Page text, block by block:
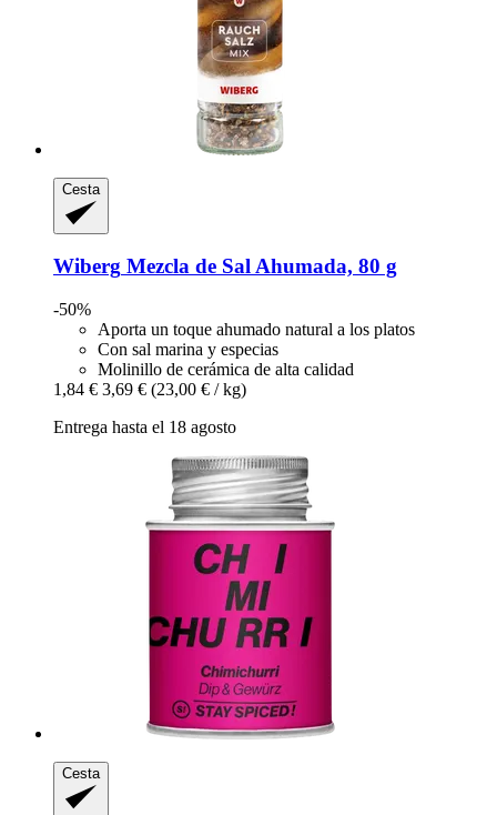
Cesta
Wiberg Mezcla de Sal Ahumada, 80 g
-50%
Aporta un toque ahumado natural a los platos
Con sal marina y especias
Molinillo de cerámica de alta calidad
1,84 € 3,69 € (23,00 € / kg)
Entrega hasta el 18 agosto
Cesta